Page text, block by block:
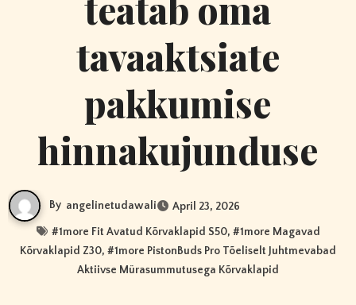
tavaaktsiate
pakkumise
hinnakujunduse
By angelinetudawali April 23, 2026
#1more Fit Avatud Kõrvaklapid S50, #1more Magavad
Kõrvaklapid Z30, #1more PistonBuds Pro Tõeliselt Juhtmevabad
Aktiivse Mürasummutusega Kõrvaklapid